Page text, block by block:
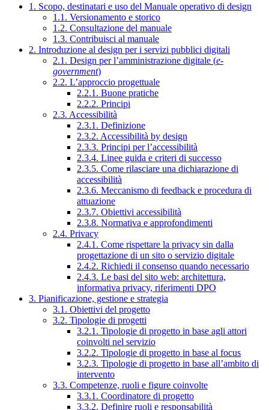
1. Scopo, destinatari e uso del Manuale operativo di design
1.1. Versionamento e storico
1.2. Consultazione del manuale
1.3. Contribuisci al manuale
2. Introduzione al design per i servizi pubblici digitali
2.1. Design per l’amministrazione digitale (e-
government)
2.2. L’approccio progettuale
2.2.1. Buone pratiche
2.2.2. Principi
2.3. Accessibilità
2.3.1. Definizione
2.3.2. Accessibilità by design
2.3.3. Principi per l’accessibilità
2.3.4. Linee guida e criteri di successo
2.3.5. Come rilasciare una dichiarazione di
accessibilità
2.3.6. Meccanismo di feedback e procedura di
attuazione
2.3.7. Obiettivi accessibilità
2.3.8. Normativa e approfondimenti
2.4. Privacy
2.4.1. Come rispettare la privacy sin dalla
progettazione di un sito o servizio digitale
2.4.2. Richiedi il consenso quando necessario
2.4.3. Le basi del sito web: architettura,
informativa privacy, riferimenti DPO
3. Pianificazione, gestione e strategia
3.1. Obiettivi del progetto
3.2. Tipologie di progetti
3.2.1. Tipologie di progetto in base agli attori
coinvolti nel servizio
3.2.2. Tipologie di progetto in base al focus
3.2.3. Tipologie di progetto in base all’ambito di
intervento
3.3. Competenze, ruoli e figure coinvolte
3.3.1. Coordinatore di progetto
3.3.2. Definire ruoli e responsabilità